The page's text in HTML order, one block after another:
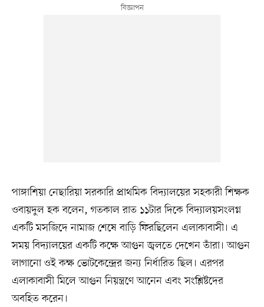
পাঙ্গাশিয়া নেছারিয়া সরকারি প্রাথমিক বিদ্যালয়ের সহকারী শিক্ষক
ওবায়দুল হক বলেন, গতকাল রাত ১১টার দিকে বিদ্যালয়সংলগ্ন
একটি মসজিদে নামাজ শেষে বাড়ি ফিরছিলেন এলাকাবাসী। এ
সময় বিদ্যালয়ের একটি কক্ষে আগুন জ্বলতে দেখেন তাঁরা। আগুন
লাগানো ওই কক্ষ ভোটকেন্দ্রের জন্য নির্ধারিত ছিল। এরপর
এলাকাবাসী মিলে আগুন নিয়ন্ত্রণে আনেন এবং সংশ্লিষ্টদের
অবহিত করেন।